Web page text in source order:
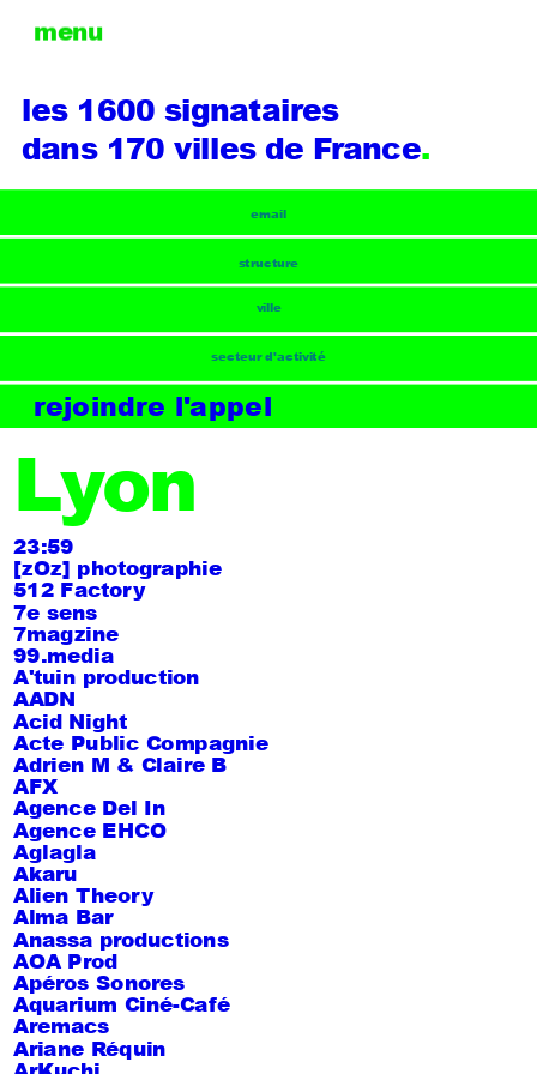
menu
rejoindre l'appel
les 1600 signataires
dans 170 villes de France.
Lyon
23:59
[zOz] photographie
512 Factory
7e sens
7magzine
99.media
A'tuin production
AADN
Acid Night
Acte Public Compagnie
Adrien M & Claire B
AFX
Agence Del In
Agence EHCO
Aglagla
Akaru
Alien Theory
Alma Bar
Anassa productions
AOA Prod
Apéros Sonores
Aquarium Ciné-Café
Aremacs
Ariane Réquin